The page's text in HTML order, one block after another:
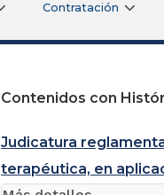
Contratación
Contenidos con
Judicatura
terapéutica, en